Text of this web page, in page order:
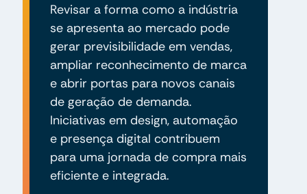
Revisar a forma como a indústria
se apresenta ao mercado pode
gerar previsibilidade em vendas,
ampliar reconhecimento de marca
e abrir portas para novos canais
de geração de demanda.
Iniciativas em design, automação
e presença digital contribuem
para uma jornada de compra mais
eficiente e integrada.